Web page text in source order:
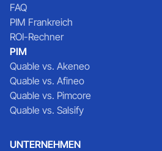
FAQ
PIM Frankreich
ROI-Rechner
PIM
Quable vs. Akeneo
Quable vs. Afineo
Quable vs. Pimcore
Quable vs. Salsify
UNTERNEHMEN